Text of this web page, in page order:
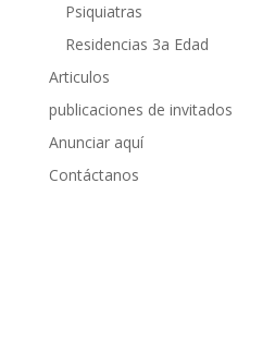
Psiquiatras
Residencias 3a Edad
Articulos
publicaciones de invitados
Anunciar aquí
Contáctanos